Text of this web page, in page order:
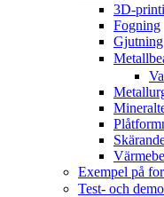
3D-
Fogning
Gjutning
Exempel på
Test- och